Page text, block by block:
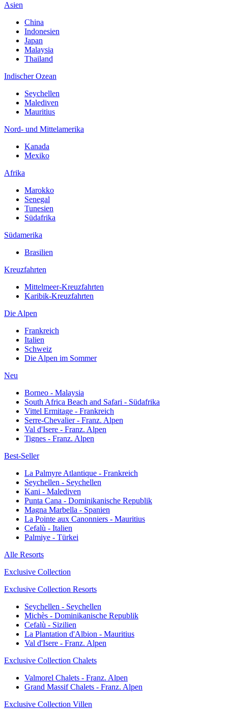
Asien
China
Indonesien
Japan
Malaysia
Thailand
Indischer Ozean
Seychellen
Malediven
Mauritius
Nord- und Mittelamerika
Kanada
Mexiko
Afrika
Marokko
Senegal
Tunesien
Südafrika
Südamerika
Brasilien
Kreuzfahrten
Mittelmeer-Kreuzfahrten
Karibik-Kreuzfahrten
Die Alpen
Frankreich
Italien
Schweiz
Die Alpen im Sommer
Neu
Borneo - Malaysia
South Africa Beach and Safari - Südafrika
Vittel Ermitage - Frankreich
Serre-Chevalier - Franz. Alpen
Val d'Isere - Franz. Alpen
Tignes - Franz. Alpen
Best-Seller
La Palmyre Atlantique - Frankreich
Seychellen - Seychellen
Kani - Malediven
Punta Cana - Dominikanische Republik
Magna Marbella - Spanien
La Pointe aux Canonniers - Mauritius
Cefalù - Italien
Palmiye - Türkei
Alle Resorts
Exclusive Collection
Exclusive Collection Resorts
Seychellen - Seychellen
Michès - Dominikanische Republik
Cefalù - Sizilien
La Plantation d'Albion - Mauritius
Val d'Isere - Franz. Alpen
Exclusive Collection Chalets
Valmorel Chalets - Franz. Alpen
Grand Massif Chalets - Franz. Alpen
Exclusive Collection Villen